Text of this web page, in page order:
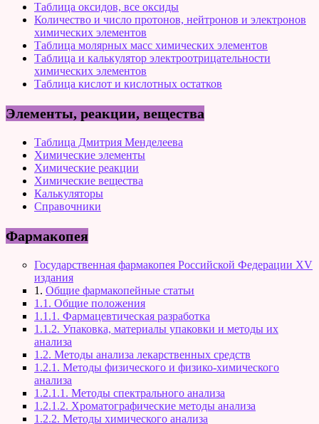
Таблица оксидов, все оксиды
Количество и число протонов, нейтронов и электронов
химических элементов
Таблица молярных масс химических элементов
Таблица и калькулятор электроотрицательности
химических элементов
Таблица кислот и кислотных остатков
Элементы, реакции, вещества
Таблица Дмитрия Менделеева
Химические элементы
Химические реакции
Химические вещества
Калькуляторы
Справочники
Фармакопея
Государственная фармакопея Российской Федерации XV
издания
1. Общие фармакопейные статьи
1.1. Общие положения
1.1.1. Фармацевтическая разработка
1.1.2. Упаковка, материалы упаковки и методы их
анализа
1.2. Методы анализа лекарственных средств
1.2.1. Методы физического и физико-химического
анализа
1.2.1.1. Методы спектрального анализа
1.2.1.2. Хроматографические методы анализа
1.2.2. Методы химического анализа